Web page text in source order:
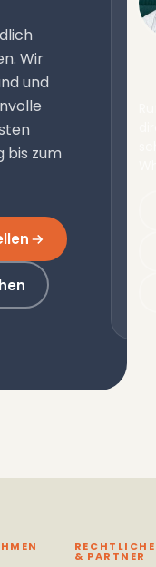
Wir
und
bis zum
& PARTNER